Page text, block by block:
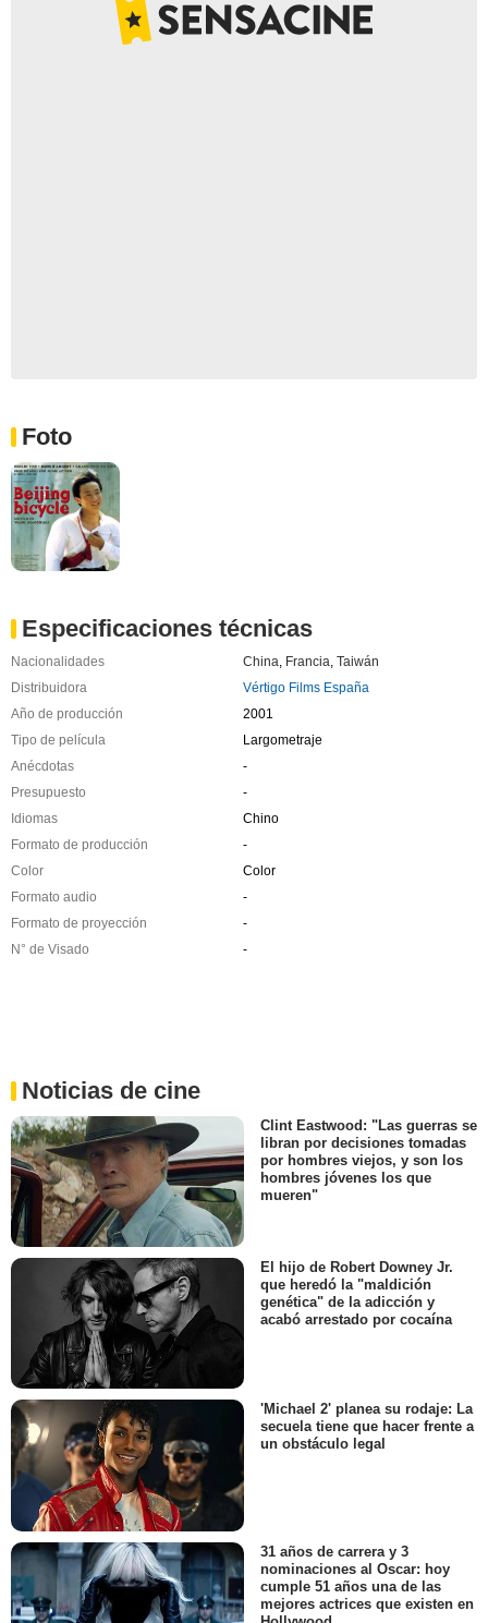
Foto
Especificaciones técnicas
Nacionalidades China Francia Taiwán
Distribuidora
Vértigo Films España
Año de producción
2001
Tipo de película
Largometraje
Anécdotas
-
Presupuesto
-
Idiomas
Chino
Formato de producción
-
Color
Color
Formato audio
-
Formato de proyección
-
N° de Visado
-
Noticias de cine
Clint Eastwood: "Las guerras se
libran por decisiones tomadas
por hombres viejos, y son los
hombres jóvenes los que
mueren"
El hijo de Robert Downey Jr.
que heredó la "maldición
genética" de la adicción y
acabó arrestado por cocaína
'Michael 2' planea su rodaje: La
secuela tiene que hacer frente a
un obstáculo legal
31 años de carrera y 3
nominaciones al Oscar: hoy
cumple 51 años una de las
mejores actrices que existen en